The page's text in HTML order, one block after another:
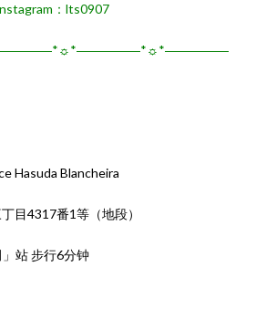
：lts0907
Hasuda Blancheira
目4317番1等（地段）
站 步行6分钟